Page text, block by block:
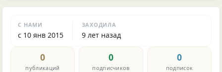
С НАМИ
с 10 янв 2015
ЗАХОДИЛА
9 лет назад
0
публикаций
0
подписчиков
0
подписок